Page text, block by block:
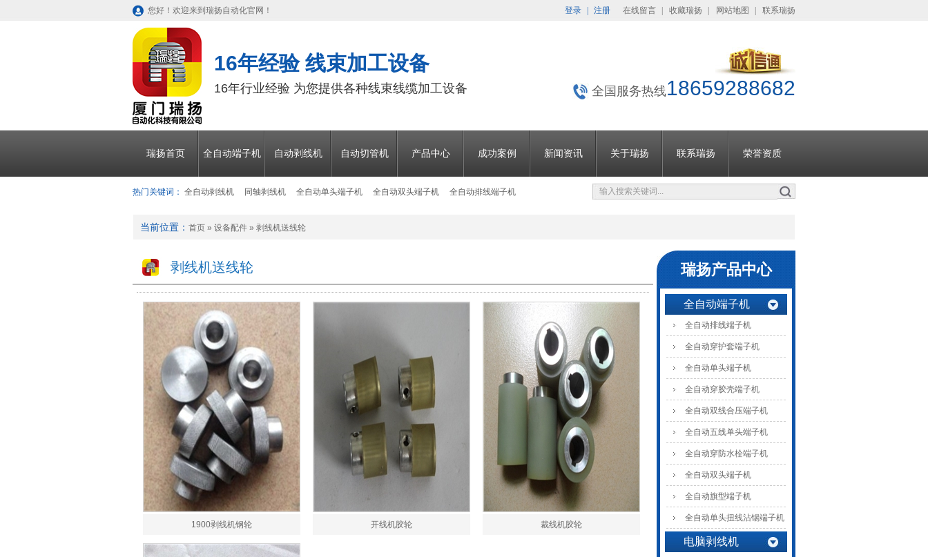
登录 注册 在线留言 收藏瑞扬 网站地图 联系瑞扬
您好！欢迎来到瑞扬自动化官网！
16年经验 线束加工设备
16年行业经验 为您提供各种线束线缆加工设备 全国服务热线18659288682
瑞扬首页 全自动端子机 自动剥线机 自动切管机 产品中心 成功案例 新闻资讯 关于瑞扬 联系瑞扬 荣誉资质
热门关键词： 全自动剥线机 同轴剥线机 全自动单头端子机 全自动双头端子机 全自动排线端子机
当前位置： 首页 » 设备配件 » 剥线机送线轮
剥线机送线轮
1900剥线机钢轮 开线机胶轮 裁线机胶轮
瑞扬产品中心
全自动端子机
全自动排线端子机
全自动穿护套端子机
全自动单头端子机
全自动穿胶壳端子机
全自动双线合压端子机
全自动五线单头端子机
全自动穿防水栓端子机
全自动双头端子机
全自动旗型端子机
全自动单头扭线沾锡端子机
电脑剥线机